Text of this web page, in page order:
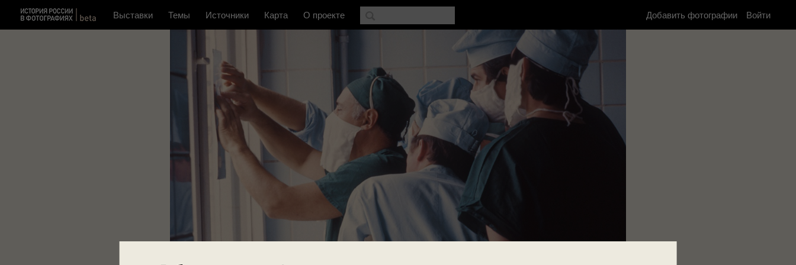
Выставки Темы Источники Карта О проекте Добавить фотографии Войти